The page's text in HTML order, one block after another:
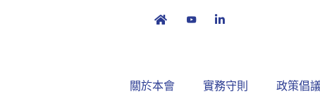
關於本會 實務守則 政策倡